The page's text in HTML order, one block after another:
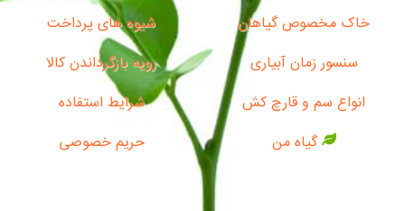
خاک مخصوص گیاهان
سنسور زمان آبیاری
انواع سم و قارچ کش
گیاه من
شیوه های پرداخت
رویه بازگرداندن کالا
شرایط استفاده
حریم خصوصی